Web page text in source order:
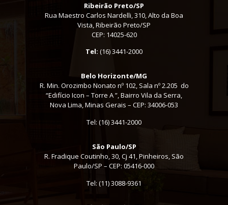
Ribeirão Preto/SP
Rua Maestro Carlos Nardelli, 310, Alto da Boa
Vista, Ribeirão Preto/SP
CEP: 14025-620
Tel: (16) 3441-2000
Belo Horizonte/MG
R. Min. Orozimbo Nonato nº 102, Sala nº 2.205 do
“Edifício Icon – Torre A ”, Bairro Vila da Serra,
Nova Lima, Minas Gerais – CEP: 34006-053
Tel: (16) 3441-2000
São Paulo/SP
R. Fradique Coutinho, 30, Cj 41, Pinheiros, São
Paulo/SP – CEP: 05416-000
Tel: (11) 3088-9361